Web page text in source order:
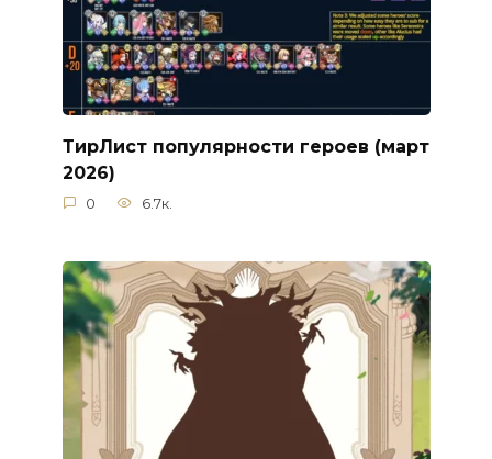
ТирЛист популярности героев (март
2026)
0 6.7к.